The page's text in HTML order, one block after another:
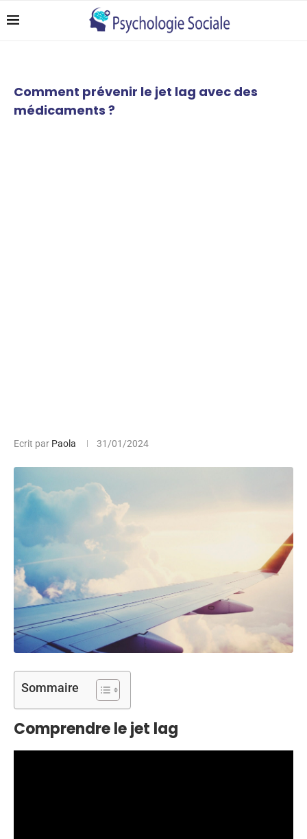
Comment prévenir le jet lag avec des
médicaments ?
Ecrit par Paola 31/01/2024
Sommaire
Comprendre le jet lag